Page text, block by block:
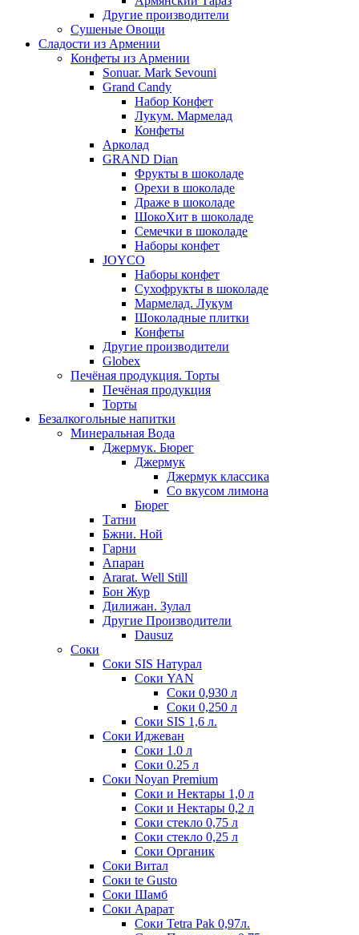
Другие производители
Сушеные Овощи
Сладости из Армении
Конфеты из Армении
Sonuar. Mark Sevouni
Grand Candy
Набор Конфет
Лукум. Мармелад
Конфеты
Арколад
GRAND Dian
Фрукты в шоколаде
Орехи в шоколаде
Драже в шоколаде
ШокоХит в шоколаде
Семечки в шоколаде
Наборы конфет
JOYCO
Наборы конфет
Сухофрукты в шоколаде
Мармелад. Лукум
Шоколадные плитки
Конфеты
Другие производители
Globex
Печёная продукция. Торты
Печёная продукция
Торты
Безалкогольные напитки
Минеральная Вода
Джермук. Бюрег
Джермук
Джермук классика
Со вкусом лимона
Бюрег
Татни
Бжни. Ной
Гарни
Апаран
Ararat. Well Still
Бон Жур
Дилижан. Зулал
Другие Производители
Dausuz
Соки
Соки SIS Натурал
Соки YAN
Соки 0,930 л
Соки 0,250 л
Соки SIS 1,6 л.
Соки Иджеван
Соки 1.0 л
Соки 0.25 л
Соки Noyan Premium
Соки и Нектары 1,0 л
Соки и Нектары 0,2 л
Соки стекло 0,75 л
Соки стекло 0,25 л
Соки Органик
Соки Витал
Соки te Gusto
Соки Шамб
Соки Арарат
Соки Tetra Pak 0,97л.